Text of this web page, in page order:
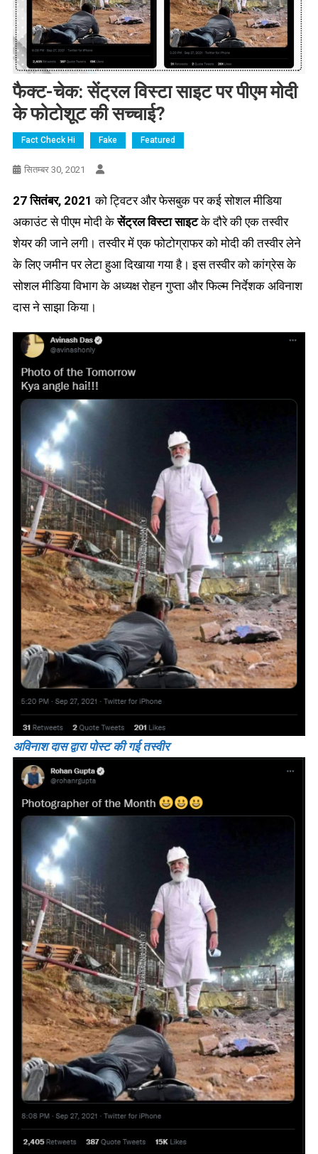
फैक्ट-चेक: सेंट्रल विस्टा साइट पर पीएम मोदी
के फोटोशूट की सच्चाई?
Fact Check Hi Fake Featured
सितम्बर 30, 2021
27 सितंबर, 2021 को ट्विटर और फेसबुक पर कई सोशल मीडिया
अकाउंट से पीएम मोदी केसेंट्रल विस्टा साइटके दौरे की एक तस्वीर
शेयर की जाने लगी। तस्वीर में एक फोटोग्राफर को मोदी की तस्वीर लेने
के लिए जमीन पर लेटा हुआ दिखाया गया है। इस तस्वीर को कांग्रेस के
सोशल मीडिया विभाग के अध्यक्ष रोहन गुप्ता और फिल्म निर्देशक अविनाश
दास ने साझा किया।
अविनाश दास द्वारा पोस्ट की गई तस्वीर